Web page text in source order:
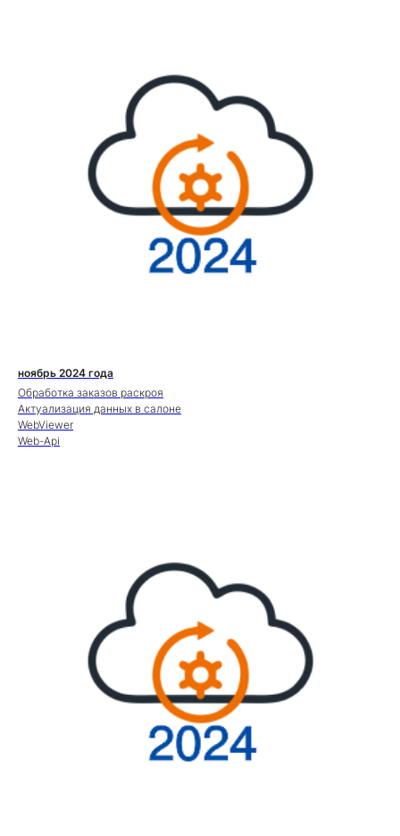
ноябрь 2024 года
Обработка заказов раскроя
Актуализация данных в салоне
WebViewer
Web-Api